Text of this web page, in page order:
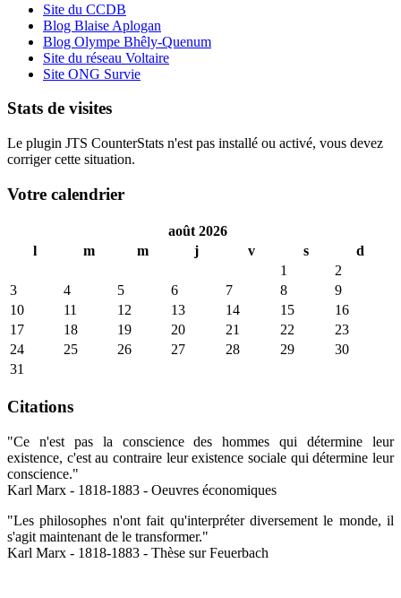
Site du CCDB
Blog Blaise Aplogan
Blog Olympe Bhêly-Quenum
Site du réseau Voltaire
Site ONG Survie
Stats de visites
Le plugin JTS CounterStats n'est pas installé ou activé, vous devez
corriger cette situation.
Votre calendrier
août 2026
l
m m j v s
d
1
2
3
4 5 6 7 8
9
10
11 12 13 14 15
16
17
18 19 20 21 22
23
24
25 26 27 28 29
30
31
Citations
"Ce n'est pas la conscience des hommes qui détermine leur
existence, c'est au contraire leur existence sociale qui détermine leur
conscience."
Karl Marx - 1818-1883 - Oeuvres économiques
"Les philosophes n'ont fait qu'interpréter diversement le monde, il
s'agit maintenant de le transformer."
Karl Marx - 1818-1883 - Thèse sur Feuerbach